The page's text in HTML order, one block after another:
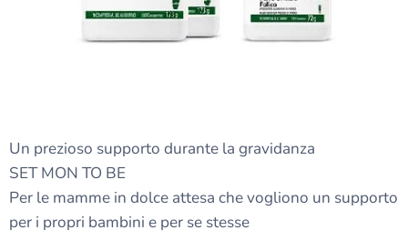
Un prezioso supporto durante la gravidanza
SET MON TO BE
Per le mamme in dolce attesa che vogliono un supporto
per i propri bambini e per se stesse